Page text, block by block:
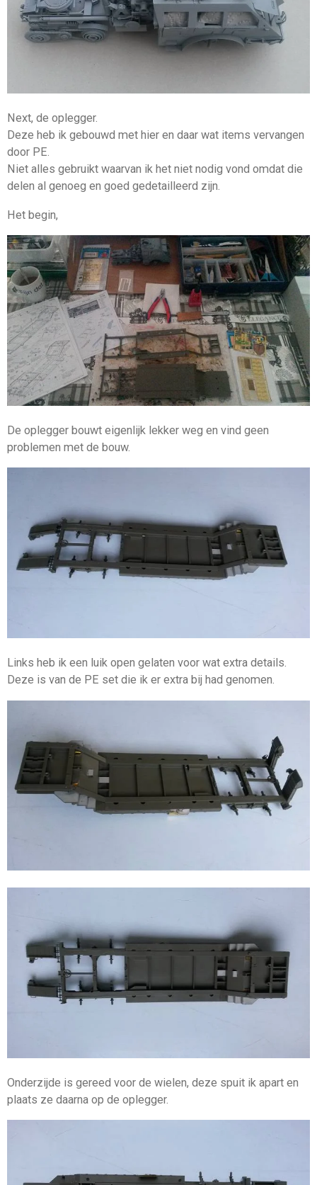
Next, de oplegger.
Deze heb ik gebouwd met hier en daar wat items vervangen
door PE.
Niet alles gebruikt waarvan ik het niet nodig vond omdat die
delen al genoeg en goed gedetailleerd zijn.
Het begin,
De oplegger bouwt eigenlijk lekker weg en vind geen
problemen met de bouw.
Links heb ik een luik open gelaten voor wat extra details.
Deze is van de PE set die ik er extra bij had genomen.
Onderzijde is gereed voor de wielen, deze spuit ik apart en
plaats ze daarna op de oplegger.